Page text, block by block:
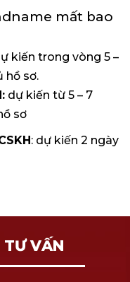
mất bao
kiến trong vòng 5 –
hồ sơ.
dự kiến từ 5 – 7
sơ
: dự kiến 2 ngày
TƯ VẤN